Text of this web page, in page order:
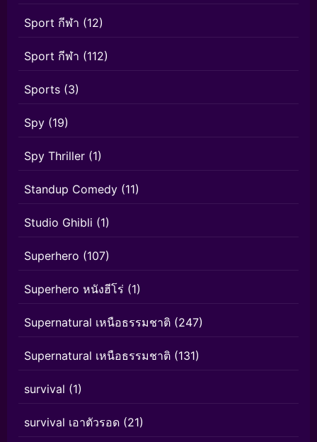
Sport กีฬา (12)
Sport กีฬา (112)
Sports (3)
Spy (19)
Spy Thriller (1)
Standup Comedy (11)
Studio Ghibli (1)
Superhero (107)
Superhero หนังฮีโร่ (1)
Supernatural เหนือธรรมชาติ (247)
Supernatural เหนือธรรมชาติ (131)
survival (1)
survival เอาตัวรอด (21)